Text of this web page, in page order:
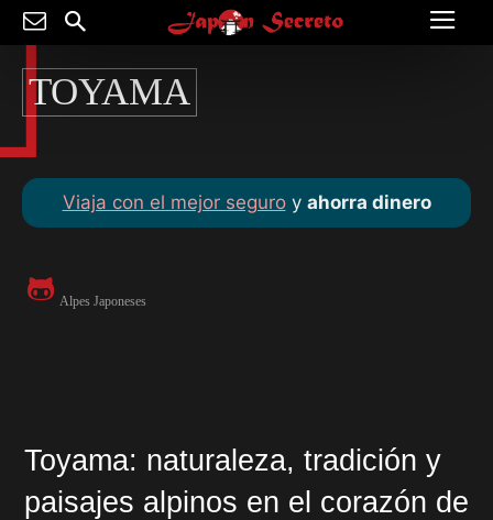
TOYAMA
Viaja con el mejor seguroy ahorra dinero
Alpes Japoneses
Toyama: naturaleza, tradición y
paisajes alpinos en el corazón de